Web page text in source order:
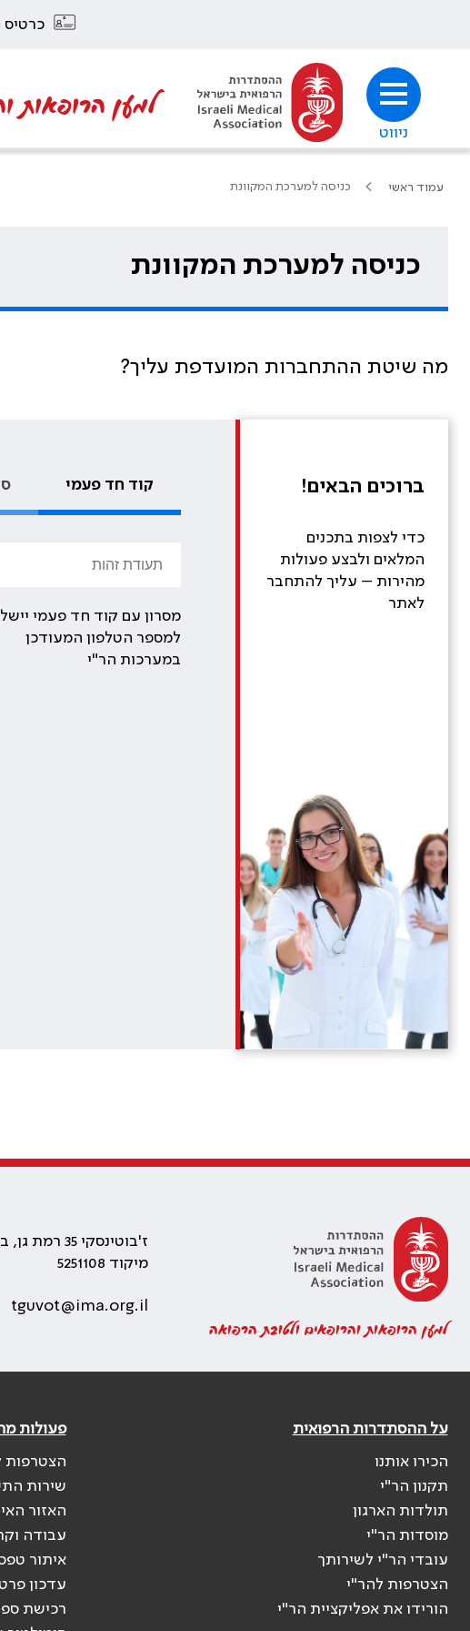
כרטיס
ניווט
למען הרופאות
עמוד ראשי כניסה למערכת המקוונת
כניסה למערכת המקוונת
מה שיטת ההתחברות המועדפת עליך?
ברוכים הבאים!
כדי לצפות בתכנים
המלאים ולבצע פעולות
מהירות – עליך להתחבר
לאתר
קוד חד פעמי
מסרון עם קוד חד פעמי
למספר הטלפון המעודכן
במערכות הר"י
למען הרופאות והרופאים ולטובת הרפואה
ז'בוטינסקי 35 רמת גן, בניין התאומים 2
מיקוד 5251108
tguvot@ima.org.il
על ההסתדרות הרפואית
הכירו אותנו
תקנון הר"י
תולדות הארגון
מוסדות הר"י
עובדי הר"י לשירותך
הצטרפות להר"י
הורידו את אפליקציית הר"י
פעולות
הצטרפות
שירות
האזור
עבודה
איתור
עדכון
רכישת